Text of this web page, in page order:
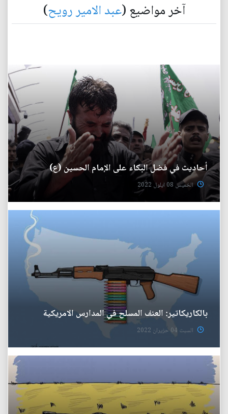
آخر مواضيع (عبد الامير رويح)
أحاديث في فضل البكاء على الإمام الحسين (ع)
الخميس 08 ايلول 2022
بالكاريكاتير: العنف المسلح في المدارس الامريكية
السبت 04 حزيران 2022